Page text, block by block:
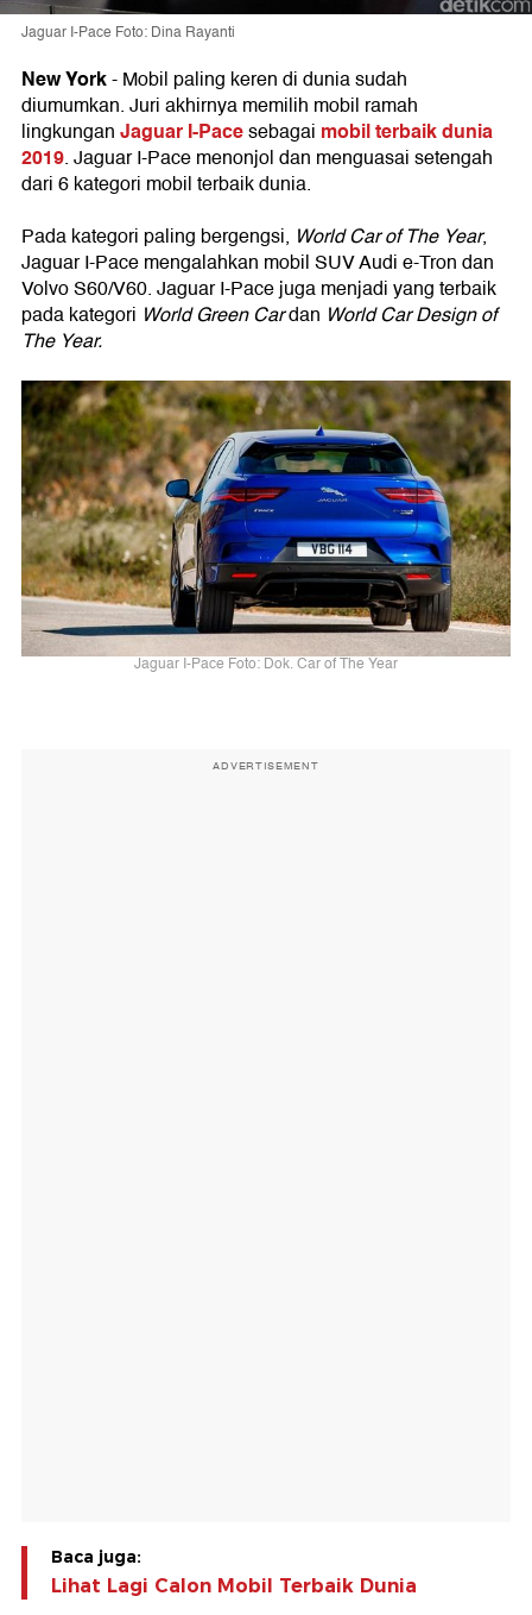
Jaguar I-Pace Foto: Dina Rayanti
New York- Mobil paling keren di dunia sudah
diumumkan. Juri akhirnya memilih mobil ramah
lingkunganJaguar I-Pacesebagai mobil terbaik dunia
2019. Jaguar I-Pace menonjol dan menguasai setengah
dari 6 kategori mobil terbaik dunia.
Pada kategori paling bergengsi, World Car of The Year,
Jaguar I-Pace mengalahkan mobil SUV Audi e-Tron dan
Volvo S60/V60. Jaguar I-Pace juga menjadi yang terbaik
pada kategori World Green Cardan World Car Design of
The Year.
Jaguar I-Pace Foto: Dok. Car of The Year
ADVERTISEMENT
Baca juga:
Lihat Lagi Calon Mobil Terbaik Dunia